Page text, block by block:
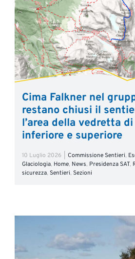
Cima Falkner nel
restano chiusi il
l’area della vedretta
inferiore e superiore
10 Luglio 2026 Commissione Sentieri,
Glaciologia, Home, News, Presidenza SAT,
sicurezza, Sentieri, Sezioni